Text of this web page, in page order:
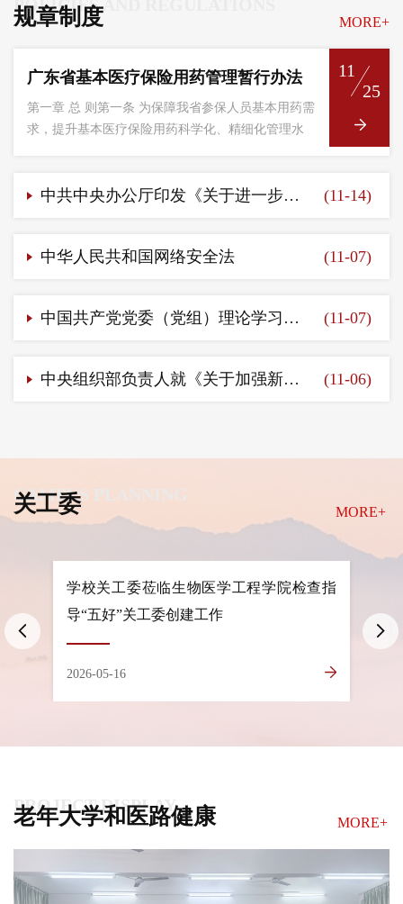
POLICIES AND REGULATIONS
规章制度 MORE+
11
25
广东省基本医疗保险用药管理暂行办法
第一章 总 则第一条 为保障我省参保人员基本用药需
求，提升基本医疗保险用药科学化、精细化管理水
(11-14)
中共中央办公厅印发《关于进一步加强和改进流动党员管理工作的意见》
(11-07)
中华人民共和国网络安全法
(11-07)
中国共产党党委（党组）理论学习中心组学习规则
(11-06)
中央组织部负责人就《关于加强新时代离退休干部党的建设工作的意见》答记者问
CAMPUS PLANNING
关工委 MORE+
青春逐梦十五五 挺膺担当守初心——学校
召开2026年五四青年座谈会
2026-04-30
PROJECT DISPLAY
老年大学和医路健康 MORE+